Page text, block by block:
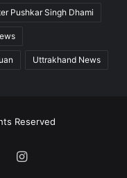
Pushkar Singh Dhami
Uttrakhand News
Reserved
YouTubeInstagram